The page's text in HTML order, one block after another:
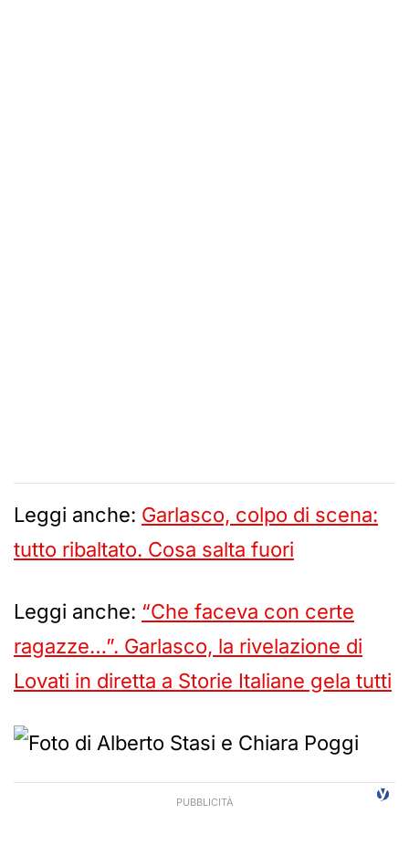
Leggi anche: Garlasco, colpo di scena:
tutto ribaltato. Cosa salta fuori
Leggi anche: “Che faceva con certe
ragazze…”. Garlasco, la rivelazione di
Lovati in diretta a Storie Italiane gela tutti